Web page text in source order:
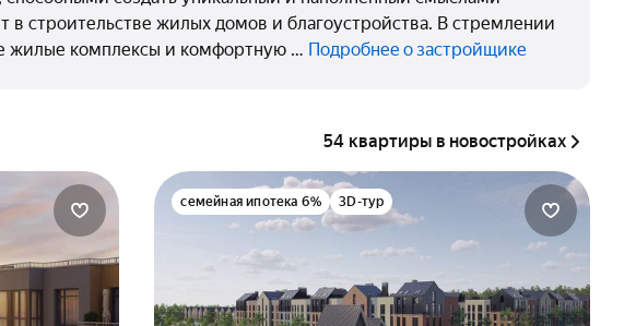
строительстве жилых домов и благоустройства. В стремлении
жилые комплексы и комфортную … Подробнее о застройщике
54 квартиры в новостройках
семейная ипотека 6% 3D-тур